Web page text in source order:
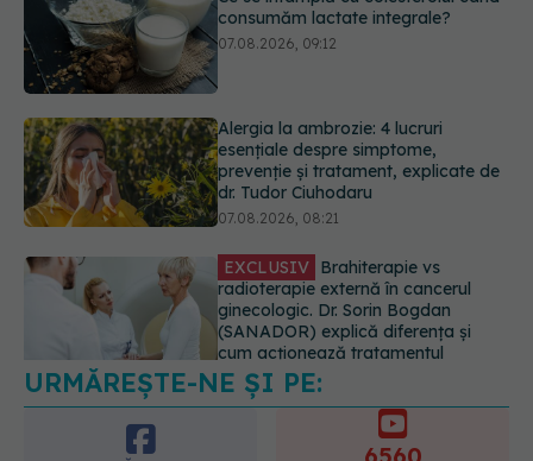
Alergia la ambrozie: 4 lucruri
esențiale despre simptome,
prevenție și tratament, explicate de
EXCLUSIV Brahiterapie vs
radioterapie externă în cancerul
ginecologic. Dr. Sorin Bogdan
(SANADOR) explică diferența și
06.08.2026, 22:49
Ashwagandha: 4 efecte adverse
potențial grave
07.08.2026, 11:03
URMĂREȘTE-NE ȘI PE: